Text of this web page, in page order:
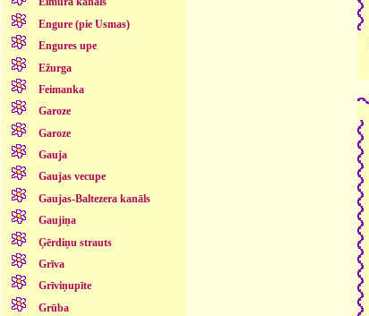
Engure (pie Usmas)
Engures upe
Ežurga
Feimanka
Garoze
Garoze
Gauja
Gaujas vecupe
Gaujas-Baltezera kanāls
Gaujiņa
Ģērdiņu strauts
Grīva
Grīviņupīte
Grūba